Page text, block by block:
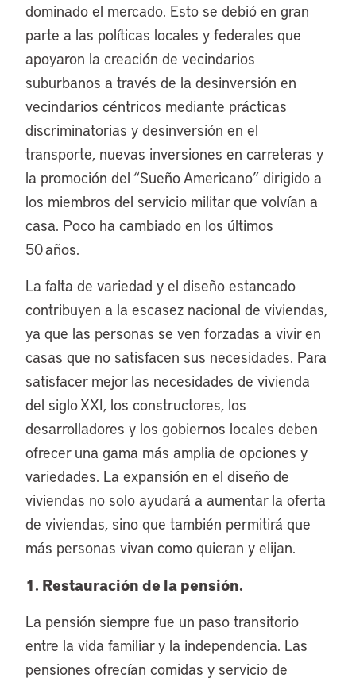
dominado el mercado. Esto se debió en gran
parte a las políticas locales y federales que
apoyaron la creación de vecindarios
suburbanos a través de la desinversión en
vecindarios céntricos mediante prácticas
discriminatorias y desinversión en el
transporte, nuevas inversiones en carreteras y
la promoción del “Sueño Americano” dirigido a
los miembros del servicio militar que volvían a
casa. Poco ha cambiado en los últimos
50 años.
La falta de variedad y el diseño estancado
contribuyen a la escasez nacional de viviendas,
ya que las personas se ven forzadas a vivir en
casas que no satisfacen sus necesidades. Para
satisfacer mejor las necesidades de vivienda
del siglo XXI, los constructores, los
desarrolladores y los gobiernos locales deben
ofrecer una gama más amplia de opciones y
variedades. La expansión en el diseño de
viviendas no solo ayudará a aumentar la oferta
de viviendas, sino que también permitirá que
más personas vivan como quieran y elijan.
1. Restauración de la pensión.
La pensión siempre fue un paso transitorio
entre la vida familiar y la independencia. Las
pensiones ofrecían comidas y servicio de